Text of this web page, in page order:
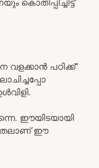
കൊതിപ്പിച്ചിട്ട്
വളക്കാൻ പഠിക്ക്”
ഈയിടയായി
ഈ